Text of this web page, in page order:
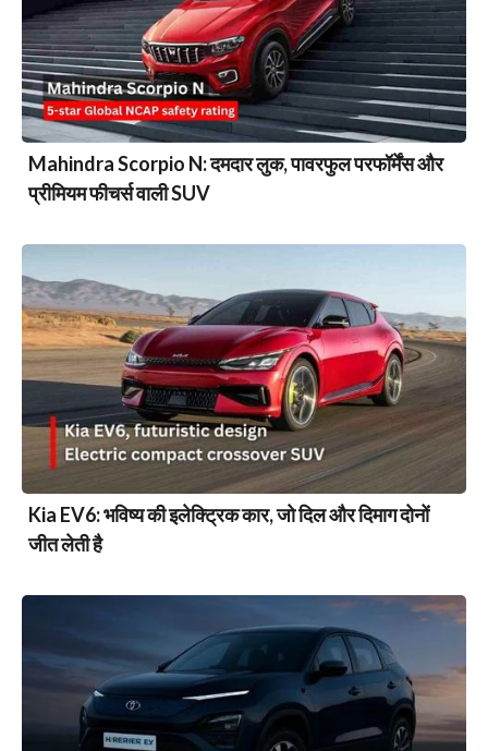
Mahindra Scorpio N: दमदार लुक, पावरफुल परफॉर्मेंस और
प्रीमियम फीचर्स वाली SUV
Kia EV6: भविष्य की इलेक्ट्रिक कार, जो दिल और दिमाग दोनों
जीत लेती है